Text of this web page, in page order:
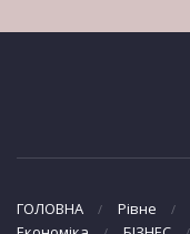
ГОЛОВНА Рівне